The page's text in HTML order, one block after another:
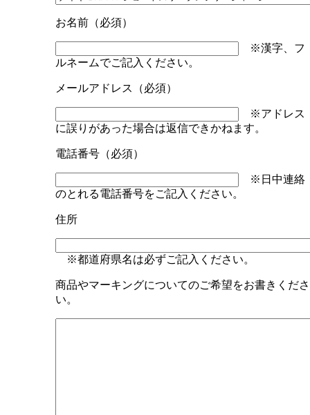
お名前（必須）
※漢字、フ
ルネームでご記入ください。
メールアドレス（必須）
※アドレス
に誤りがあった場合は返信できかねます。
電話番号（必須）
※日中連絡
のとれる電話番号をご記入ください。
住所
※都道府県名は必ずご記入ください。
商品やマーキングについてのご希望をお書きくださ
い。